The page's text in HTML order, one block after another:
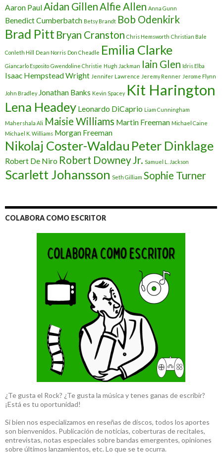
Aaron PaulAidan GillenAlfie Allen Anna Gunn
Benedict Cumberbatch Betsy Brandt Bob Odenkirk
Brad Pitt Bryan Cranston Chris Hemsworth Christian Bale
Conleth Hill Dean Norris Don Cheadle Emilia Clarke
Giancarlo Esposito Gwendoline Christie Hugh Jackman Iain Glen Idris Elba
Isaac Hempstead Wright Jennifer Lawrence Jeremy Renner Jerome Flynn
John Bradley Jonathan Banks Kevin Spacey Kit Harington
Lena Headey Leonardo DiCaprio Liam Cunningham
Mahershala Ali Maisie Williams Martin Freeman Michael Caine
Michael K. Williams Morgan Freeman
Nikolaj Coster-Waldau Peter Dinklage
Robert De Niro Robert Downey Jr. Samuel L. Jackson
Scarlett Johansson Seth Gilliam Sophie Turner
COLABORA COMO ESCRITOR
¿Te gusta el Rock? ¿Te gusta la música y tenes ganas de escribir?
¡Está es tu oportunidad!
Si bien nos especializamos en reseñas de discos, todos los aportes
son bienvenidos. Publicación de noticias, coberturas de recitales,
entrevistas, notas especiales sobre bandas emergentes, opiniones
sobre últimos lanzamientos, etc. Lo que se te ocurra.